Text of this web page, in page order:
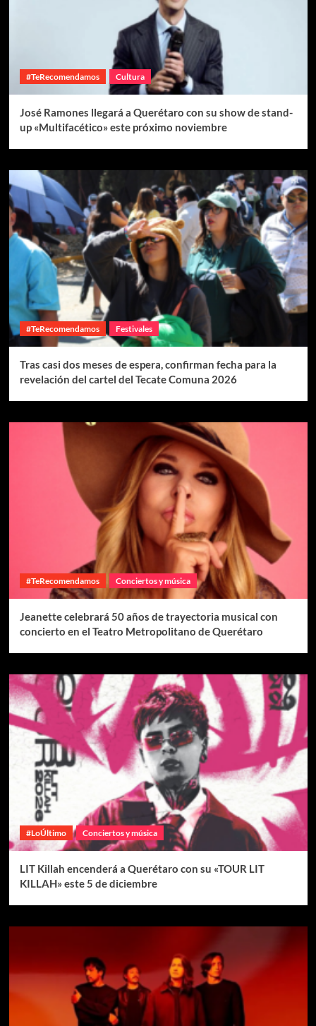
#TeRecomendamos Cultura
José Ramones llegará a Querétaro con su show de stand-
up «Multifacético» este próximo noviembre
#TeRecomendamos Festivales
Tras casi dos meses de espera, confirman fecha para la
revelación del cartel del Tecate Comuna 2026
#TeRecomendamos Conciertos y música
Jeanette celebrará 50 años de trayectoria musical con
concierto en el Teatro Metropolitano de Querétaro
#LoÚltimo Conciertos y música
LIT Killah encenderá a Querétaro con su «TOUR LIT
KILLAH» este 5 de diciembre